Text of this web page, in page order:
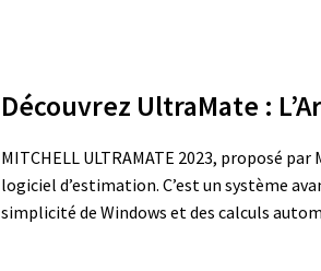
Découvrez UltraMate :
MITCHELL ULTRAMATE 2023, proposé
logiciel d’estimation. C’est un système
simplicité de Windows et des calculs